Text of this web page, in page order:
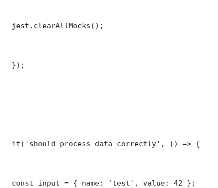
jest.clearAllMocks();
});
it('should process data correctly', () => {
const input = { name: 'test', value: 42 };